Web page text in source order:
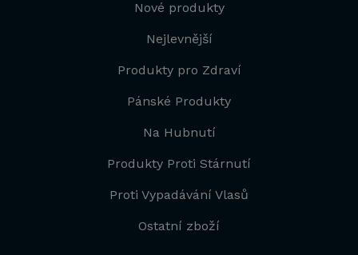
Nové produkty
Nejlevnější
Produkty pro Zdraví
Pánské Produkty
Na Hubnutí
Produkty Proti Stárnutí
Proti Vypadávání Vlasů
Ostatní zboží